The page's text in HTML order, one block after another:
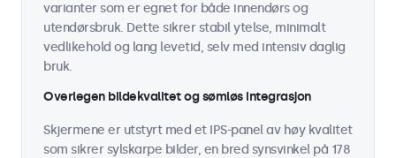
varianter som er egnet for både innendørs og
utendørsbruk. Dette sikrer stabil ytelse, minimalt
vedlikehold og lang levetid, selv med intensiv daglig
bruk.
Overlegen bildekvalitet og sømløs integrasjon
Skjermene er utstyrt med et IPS-panel av høy kvalitet
som sikrer sylskarpe bilder, en bred synsvinkel på 178